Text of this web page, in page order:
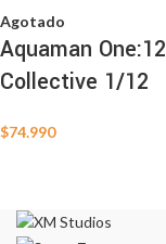
Agotado
Aquaman One:12
Collective 1/12
$74.990